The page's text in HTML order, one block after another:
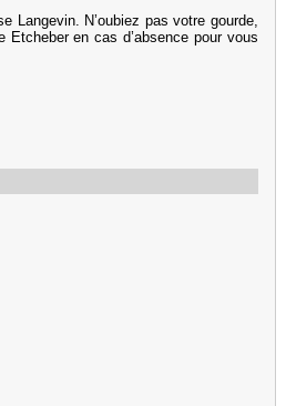
Langevin. N’oubiez pas votre gourde,
en cas d’absence pour vous